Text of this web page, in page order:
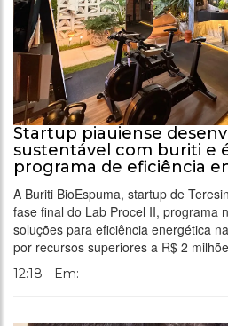
Startup piauiense
sustentável com buriti e
programa de eficiência
A Buriti BioEspuma, startup de
fase final do Lab Procel II, programa
soluções para eficiência energética
por recursos superiores a R$ 2
12:18 - Em: